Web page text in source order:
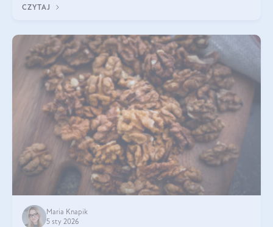
CZYTAJ
Maria Knapik
5 sty 2026